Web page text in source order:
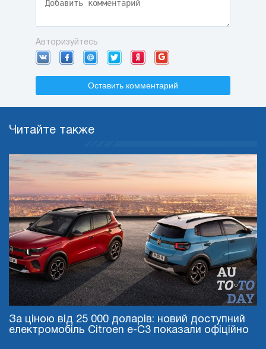
Авторизуйтесь
Оставить комментарий
Читайте также
За ціною від 25 000 доларів: новий доступний
електромобіль Citroen e-C3 показали офіційно